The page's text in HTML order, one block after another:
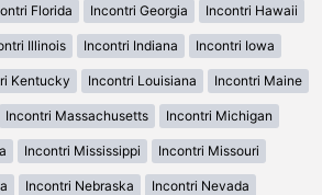
Florida Incontri Georgia Incontri Hawaii
Illinois Incontri Indiana Incontri Iowa
Kentucky Incontri Louisiana Incontri Maine
Incontri Massachusetts Incontri Michigan
Incontri Mississippi Incontri Missouri
Incontri Nebraska Incontri Nevada